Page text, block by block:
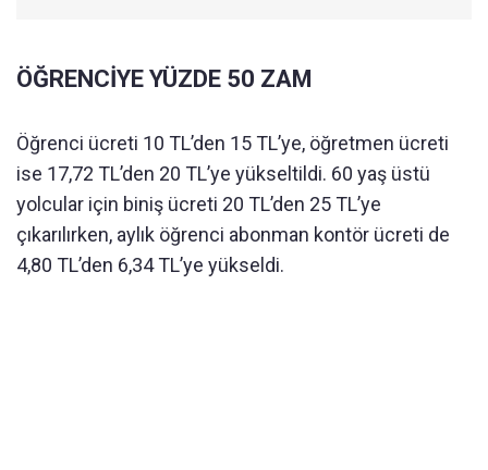
ÖĞRENCİYE YÜZDE 50 ZAM
Öğrenci ücreti 10 TL’den 15 TL’ye, öğretmen ücreti
ise 17,72 TL’den 20 TL’ye yükseltildi. 60 yaş üstü
yolcular için biniş ücreti 20 TL’den 25 TL’ye
çıkarılırken, aylık öğrenci abonman kontör ücreti de
4,80 TL’den 6,34 TL’ye yükseldi.